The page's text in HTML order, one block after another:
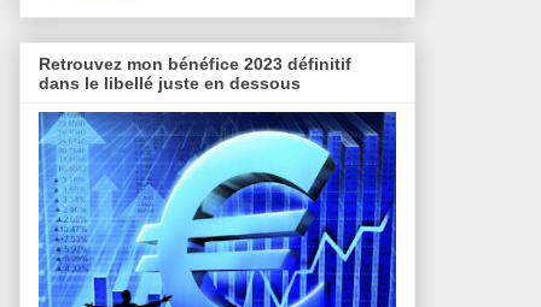
Retrouvez mon bénéfice 2023 définitif
dans le libellé juste en dessous